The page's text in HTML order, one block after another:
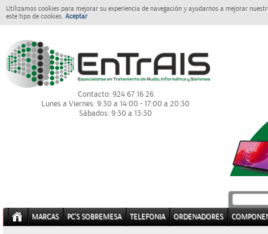
Utilizamos cookies para mejorar su experiencia de navegación y ayudarnos a mejorar
este tipo de cookies. Aceptar
Contacto: 924 67 16 26
Lunes a Viernes: 9:30 a 14:00 - 17:00 a 20:30
Sábados: 9:30 a 13:30
MARCAS PC'S SOBREMESA TELEFONIA ORDENADORES